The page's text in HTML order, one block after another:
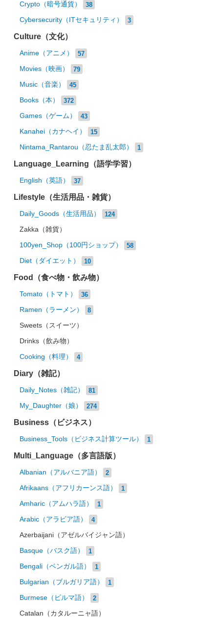
Crypto（暗号通貨） 38
Cybersecurity（ITセキュリティ） 3
Culture（文化）
Anime（アニメ） 57
Movies（映画） 79
Music（音楽） 45
Books（本） 372
Games（ゲーム） 43
Kanahei（カナヘイ） 15
Nintama_Rantarou（忍たま乱太郎） 1
Language_Learning（語学学習）
English（英語） 37
Lifestyle（生活用品・雑貨）
Daily_Goods（生活用品） 124
Zakka（雑貨）
100yen_Shop（100円ショップ） 58
Diet（ダイエット） 10
Food（食べ物・飲み物）
Tomato（トマト） 36
Ramen（ラーメン） 8
Sweets（スイーツ）
Drinks（飲み物）
Cooking（料理） 4
Diary（雑記）
Daily_Notes（雑記） 81
My_Daughter（娘） 274
Business（ビジネス）
Business_Tools（ビジネス計算ツール） 1
Multi_Language（多言語版）
Albanian（アルバニア語） 2
Afrikaans（アフリカーンス語） 1
Amharic（アムハラ語） 1
Arabic（アラビア語） 4
Azerbaijani（アゼルバイジャン語）
Basque（バスク語） 1
Bengali（ベンガル語） 1
Bulgarian（ブルガリア語） 1
Burmese（ビルマ語） 2
Catalan（カタルーニャ語）